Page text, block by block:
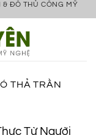
ĐỒ THỦ CÔNG MỸ
THẢ TRẦN
Từ Người